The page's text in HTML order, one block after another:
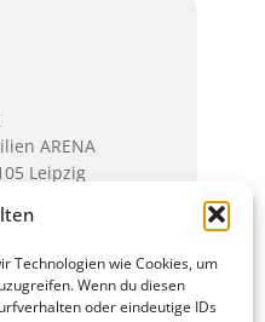
Technologien wie Cookies, um
Wenn du diesen
oder eindeutige IDs
ARENA
Leipzig
Nahverkehr:
ist während